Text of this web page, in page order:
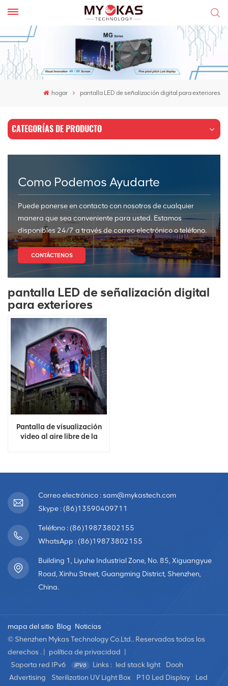
hogar pantalla LED de señalización digital para exteriores
CATEGORÍAS DE PRODUCTO
Como Podemos Ayudarte
Puede ponerse en contacto con nosotros de cualquier
manera que sea conveniente para usted. Estamos
disponibles 24/7 a través de correo electrónico o teléfono.
CONTÁCTENOS
pantalla LED de señalización digital
para exteriores
Pantalla de visualización
video al aire libre de la
Correo electrónico : sam@mykastech.com
Skype : (86)13590409711
Teléfono : (86)19873802155
WhatsApp : (86)19873802155
Building 1, Liyuhe Industrial Zone, No. 85, Xiguangyue
Road, Xinhu Street, Guangming District, Shenzhen,
China.
mapa del sitio Blog Noticias
© Shenzhen Mykas Technology Co.Ltd.. Reservados todos los
derechos . |
política de privacidad
Soporta red IPv6
Links : led stack light
Dooh
Advertising
Sterilization UV Light Box P10 Led Display
Led